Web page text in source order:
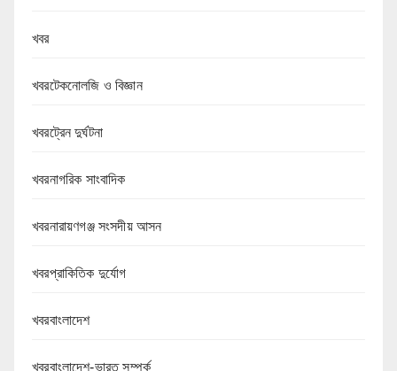
খবর
খবরটেকনোলজি ও বিজ্ঞান
খবরট্রেন দুর্ঘটনা
খবরনাগরিক সাংবাদিক
খবরনারায়ণগঞ্জ সংসদীয় আসন
খবরপ্রাকিতিক দুর্যোগ
খবরবাংলাদেশ
খবরবাংলাদেশ-ভারত সম্পর্ক